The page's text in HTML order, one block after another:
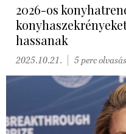
2026-os
hassanak
2025.10.21. 5 perc olvasás